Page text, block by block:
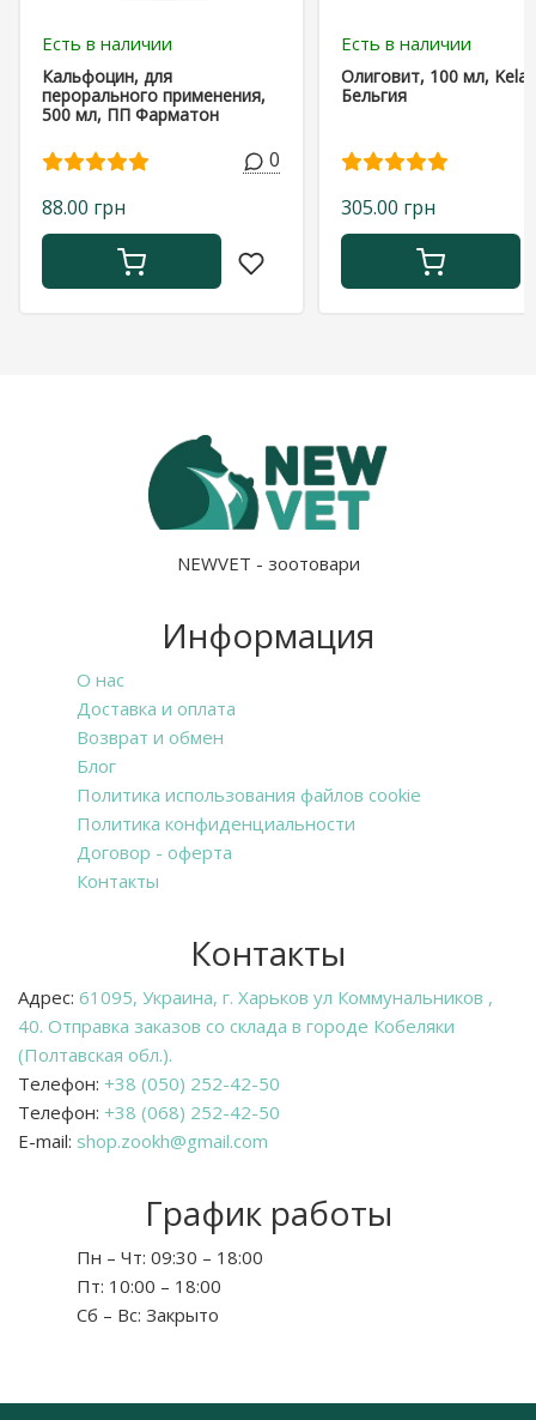
Есть в наличии
Кальфоцин, для
перорального применения,
500 мл, ПП Фарматон
0
88.00 грн
Есть в наличии
Олиговит, 100 мл, Kela,
Бельгия
305.00 грн
NEWVET - зоотовари
Информация
О нас
Доставка и оплата
Возврат и обмен
Блог
Политика использования файлов cookie
Политика конфиденциальности
Договор - оферта
Контакты
Контакты
Адрес: 61095, Украина, г. Харьков ул Коммунальников ,
40. Отправка заказов со склада в городе Кобеляки
(Полтавская обл.).
Телефон: +38 (050) 252-42-50
Телефон: +38 (068) 252-42-50
E-mail: shop.zookh@gmail.com
График работы
Пн – Чт: 09:30 – 18:00
Пт: 10:00 – 18:00
Сб – Вс: Закрыто